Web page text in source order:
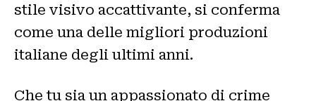
stile visivo accattivante, si conferma
come una delle migliori produzioni
italiane degli ultimi anni.
Che tu sia un appassionato di crime